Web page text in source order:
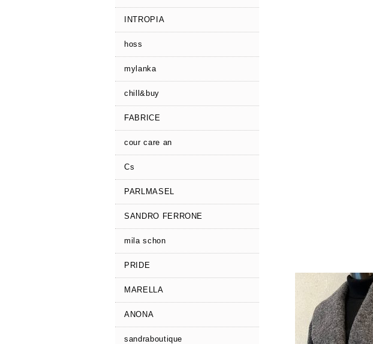
INTROPIA
hoss
mylanka
chill&buy
FABRICE
cour care an
Cs
PARLMASEL
SANDRO FERRONE
mila schon
PRIDE
MARELLA
ANONA
sandraboutique